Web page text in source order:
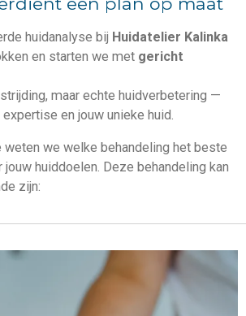
huidanalyse bij Huidatelier Kalinka
en starten we met gericht
maar echte huidverbetering —
en jouw unieke huid.
weten we welke behandeling het beste
huiddoelen. Deze behandeling kan
zijn: